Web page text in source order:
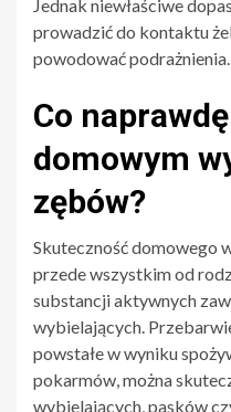
Jednak niewłaściwe
prowadzić do kontaktu
powodować podrażnienia.
Co
domowym
zębów?
Skuteczność domowego
przede wszystkim od
substancji aktywnych
wybielających.
powstałe w wyniku
pokarmów, można
wybielających, pasków